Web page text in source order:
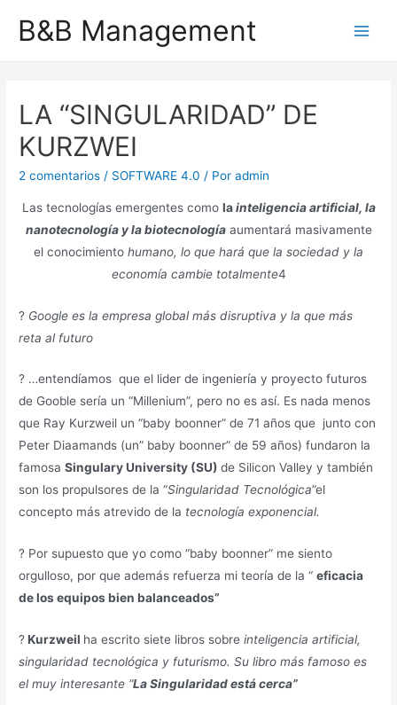
B&B Management
LA “SINGULARIDAD” DE
KURZWEI
2 comentarios / SOFTWARE 4.0 / Poradmin
Las tecnologías emergentes como lainteligencia artificial, la
nanotecnología y la biotecnología aumentará masivamente
el conocimiento humano, lo que hará que la sociedad y la
economía cambie totalmente4
? Google es la empresa global más disruptiva y la que más
reta al futuro
? …entendíamos que el lider de ingeniería y proyecto futuros
de Gooble sería un “Millenium”, pero no es así. Es nada menos
que Ray Kurzweil un “baby boonner” de 71 años que junto con
Peter Diaamands (un” baby boonner” de 59 años) fundaron la
famosaSingulary University (SU)de Silicon Valley y también
son los propulsores de la “Singularidad Tecnológica”el
concepto más atrevido de la tecnología exponencial.
? Por supuesto que yo como “baby boonner” me siento
orgulloso, por que además refuerza mi teoría de la “eficacia
de los equipos bien balanceados”
?Kurzweil ha escrito siete libros sobreinteligencia artificial,
singularidad tecnológica y futurismo. Su libro más famoso es
el muy interesante “La Singularidad está cerca”